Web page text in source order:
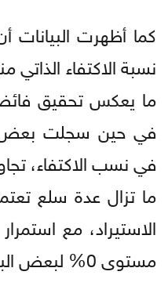
كما أظهرت البيانات
ما يعكس تحقيق
في حين سجلت بعض
ما تزال عدة سلع
الاستيراد، مع
مستوى 0% لبعض البنود.